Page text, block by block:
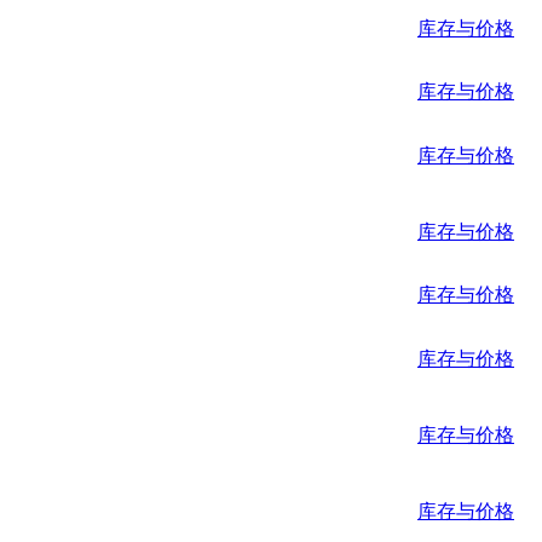
库存与价格
库存与价格
库存与价格
库存与价格
库存与价格
库存与价格
库存与价格
库存与价格